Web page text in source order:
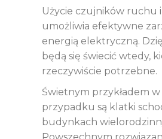
Użycie czujników ruchu
umożliwia efektywne
energią elektryczną.
będą się świecić wtedy,
rzeczywiście potrzebne.
Świetnym przykładem
przypadku są klatki
budynkach